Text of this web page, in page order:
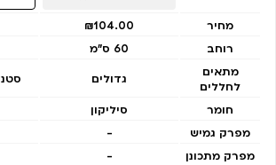
מחיר ₪104.00
רוחב
60 ס"מ
מתאים
לחללים
גדולים
חומר סיליקון
מפרק גמיש
-
מפרק מתכונן
-